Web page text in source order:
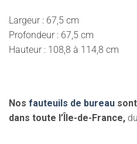
Largeur : 67,5 cm
Profondeur : 67,5 cm
Hauteur : 108,8 à 114,8 cm
Nos fauteuils de bureau
dans toute l’Île-de-France,